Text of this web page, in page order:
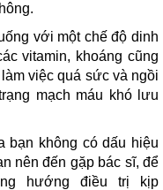
với một chế độ dinh
vitamin, khoáng cũng
việc quá sức và ngồi
mạch máu khó lưu
bạn không có dấu hiệu
nên đến gặp bác sĩ, để
hướng điều trị kịp